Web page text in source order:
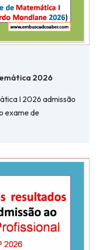
2026
I 2026 admissão
exame de